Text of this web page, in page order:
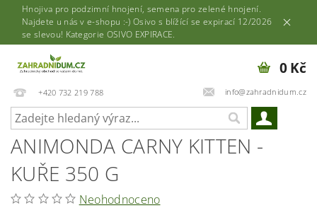
Hnojiva pro podzimní hnojení, semena pro zelené hnojení.
Najdete u nás v e-shopu :-) Osivo s blížící se expirací 12/2026
se slevou! Kategorie OSIVO EXPIRACE.
+420 732 219 788 info@zahradnidum.cz
0 Kč
ANIMONDA CARNY KITTEN -
KUŘE 350 G
Neohodnoceno